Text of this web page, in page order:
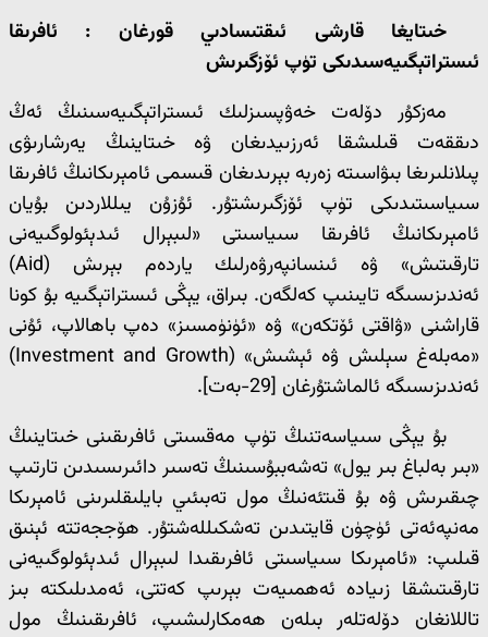
خىتايغا قارشى ئىقتىسادىي قورغان : ئافرىقا
ئىستراتېگىيەسىدىكى تۈپ ئۆزگىرىش
مەزكۇر دۆلەت خەۋپسىزلىك ئىستراتېگىيەسىنىڭ ئەڭ
دىققەت قىلىشقا ئەرزىيدىغان ۋە خىتاينىڭ يەرشارىۋى
پىلانلىرىغا بىۋاسىتە زەربە بېرىدىغان قىسمى ئامېرىكانىڭ ئافرىقا
سىياسىتىدىكى تۈپ ئۆزگىرىشتۇر. ئۇزۇن يىللاردىن بۇيان
ئامېرىكانىڭ ئافرىقا سىياسىتى «لىبېرال ئىدېئولوگىيەنى
تارقىتىش» ۋە ئىنسانپەرۋەرلىك ياردەم بېرىش (Aid)
ئەندىزىسىگە تايىنىپ كەلگەن. بىراق، يېڭى ئىستراتېگىيە بۇ كونا
قاراشنى «ۋاقتى ئۆتكەن» ۋە «ئۈنۈمسىز» دەپ باھالاپ، ئۇنى
«مەبلەغ سېلىش ۋە ئېشىش» (Investment and Growth)
ئەندىزىسىگە ئالماشتۇرغان [29-بەت].
بۇ يېڭى سىياسەتنىڭ تۈپ مەقسىتى ئافرىقىنى خىتاينىڭ
«بىر بەلباغ بىر يول» تەشەببۇسىنىڭ تەسىر دائىرىسىدىن تارتىپ
چىقىرىش ۋە بۇ قىتئەنىڭ مول تەبىئىي بايلىقلىرىنى ئامېرىكا
مەنپەئەتى ئۈچۈن قايتىدىن تەشكىللەشتۇر. ھۆججەتتە ئېنىق
قىلىپ: «ئامېرىكا سىياسىتى ئافرىقىدا لىبېرال ئىدېئولوگىيەنى
تارقىتىشقا زىيادە ئەھمىيەت بېرىپ كەتتى، ئەمدىلىكتە بىز
تاللانغان دۆلەتلەر بىلەن ھەمكارلىشىپ، ئافرىقىنىڭ مول